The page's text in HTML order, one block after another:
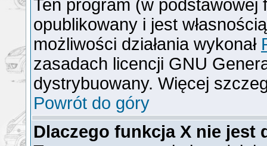
Ten program (w podstawowej
opublikowany i jest
możliwości działania wykonał
zasadach licencji GNU
dystrybuowany. Więcej
Powrót do góry
Dlaczego funkcja X nie jest